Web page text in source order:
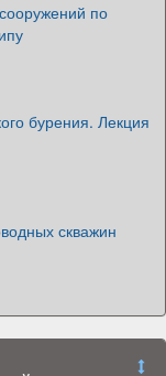
по
бурения. Лекция
скважин